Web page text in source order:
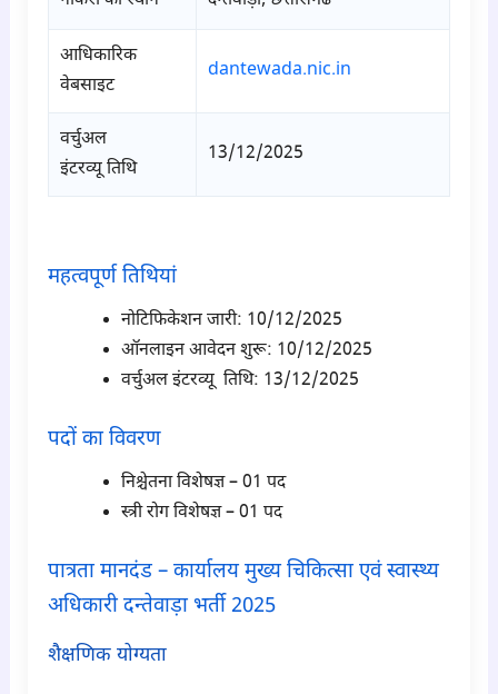
आधिकारिक
वेबसाइट
dantewada.nic.in
वर्चुअल
इंटरव्यू तिथि
13/12/2025
महत्वपूर्ण तिथियां
नोटिफिकेशन जारी: 10/12/2025
ऑनलाइन आवेदन शुरू: 10/12/2025
वर्चुअल इंटरव्यू तिथि: 13/12/2025
पदों का विवरण
निश्चेतना विशेषज्ञ – 01 पद
स्त्री रोग विशेषज्ञ – 01 पद
पात्रता मानदंड – कार्यालय मुख्य चिकित्सा एवं स्वास्थ्य
अधिकारी दन्तेवाड़ा भर्ती 2025
शैक्षणिक योग्यता